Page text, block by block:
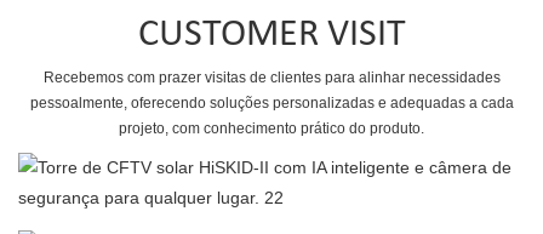
CUSTOMER VISIT
Recebemos com prazer visitas de clientes para alinhar necessidades
pessoalmente, oferecendo soluções personalizadas e adequadas a cada
projeto, com conhecimento prático do produto.